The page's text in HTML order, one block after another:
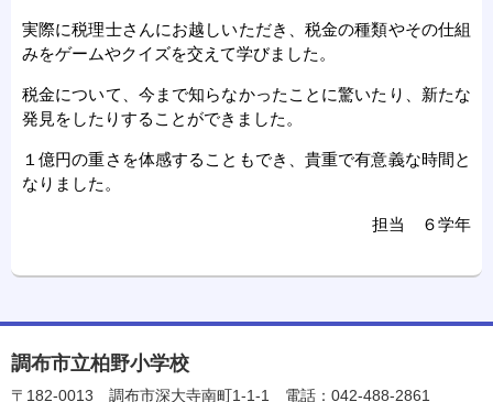
実際に税理士さんにお越しいただき、税金の種類やその仕組
みをゲームやクイズを交えて学びました。
税金について、今まで知らなかったことに驚いたり、新たな
発見をしたりすることができました。
１億円の重さを体感することもでき、貴重で有意義な時間と
なりました。
担当 ６学年
調布市立柏野小学校
〒182-0013 調布市深大寺南町1-1-1 電話：042-488-2861